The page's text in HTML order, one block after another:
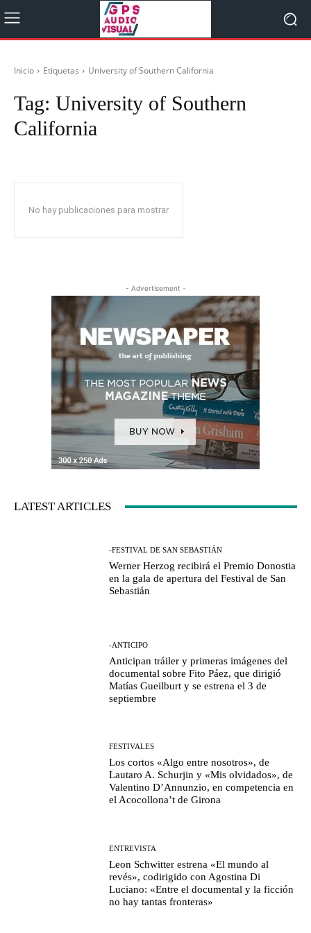
Inicio Etiquetas University of Southern California
Tag: University of Southern
California
No hay publicaciones para mostrar
- Advertisement -
LATEST ARTICLES
-FESTIVAL DE SAN SEBASTIÁN
Werner Herzog recibirá el Premio Donostia
en la gala de apertura del Festival de San
Sebastián
-ANTICIPO
Anticipan tráiler y primeras imágenes del
documental sobre Fito Páez, que dirigió
Matías Gueilburt y se estrena el 3 de
septiembre
FESTIVALES
Los cortos «Algo entre nosotros», de
Lautaro A. Schurjin y «Mis olvidados», de
Valentino D’Annunzio, en competencia en
el Acocollona’t de Girona
ENTREVISTA
Leon Schwitter estrena «El mundo al
revés», codirigido con Agostina Di
Luciano: «Entre el documental y la ficción
no hay tantas fronteras»